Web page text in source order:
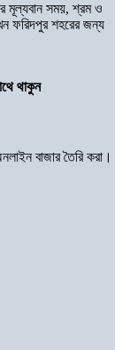
মূল্যবান সময়, শ্রম ও
ফরিদপুর শহরের জন্য
থাকুন
বাজার তৈরি করা।